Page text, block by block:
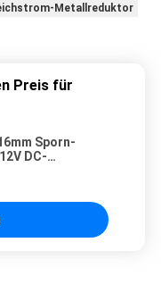
Metallreduktor
Preis für
Sporn-
DC-